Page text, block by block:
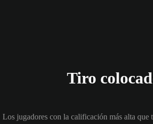
Tiro
Los jugadores con la calificación más alta que